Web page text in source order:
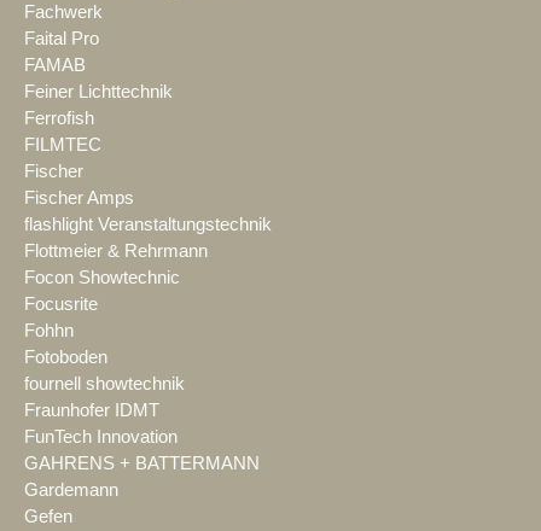
Fachwerk
Faital Pro
FAMAB
Feiner Lichttechnik
Ferrofish
FILMTEC
Fischer
Fischer Amps
flashlight Veranstaltungstechnik
Flottmeier & Rehrmann
Focon Showtechnic
Focusrite
Fohhn
Fotoboden
fournell showtechnik
Fraunhofer IDMT
FunTech Innovation
GAHRENS + BATTERMANN
Gardemann
Gefen